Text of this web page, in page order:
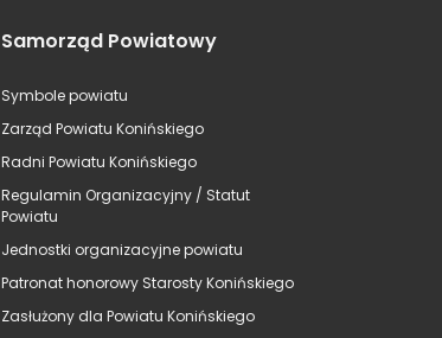
Samorząd Powiatowy
Symbole powiatu
Zarząd Powiatu Konińskiego
Radni Powiatu Konińskiego
Regulamin Organizacyjny / Statut
Powiatu
Jednostki organizacyjne powiatu
Patronat honorowy Starosty Konińskiego
Zasłużony dla Powiatu Konińskiego